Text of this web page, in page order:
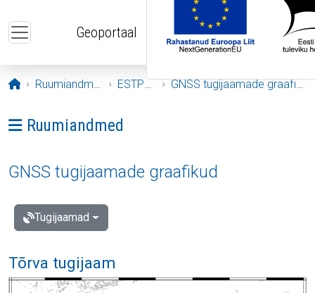
Geoportaal
Avaleht
Ruumiandmed ESTPOS GNSS tugijaamade graafikud
Ava menüü: Ruumiandmed
Ruumiandmed
GNSS tugijaamade graafikud
Tugijaamad
Tõrva tugijaam